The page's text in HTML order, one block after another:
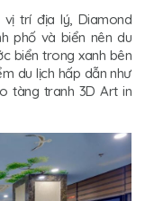
trí địa lý, Diamond
phố và biển nên du
biển trong xanh bên
du lịch hấp dẫn như
tàng tranh 3D Art in